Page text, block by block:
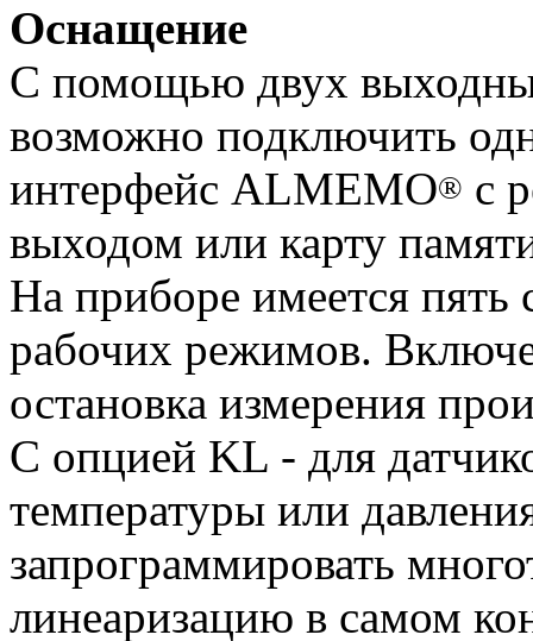
Оснащение
С помощью двух
возможно подключить
интерфейс ALMEMO® с
выходом или карту
На приборе имеется пять
рабочих режимов.
остановка измерения
С опцией KL - для
температуры или
запрограммировать
линеаризацию в самом